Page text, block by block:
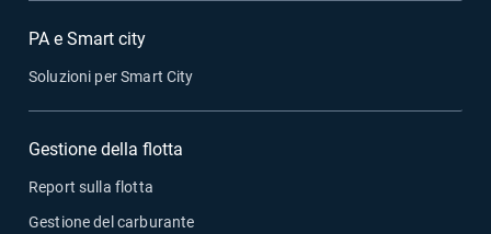
PA e Smart city
Soluzioni per Smart City
Gestione della flotta
Report sulla flotta
Gestione del carburante